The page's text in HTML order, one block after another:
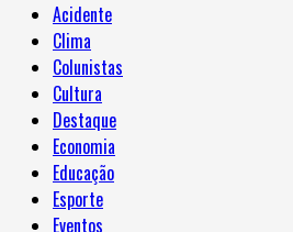
Acidente
Clima
Colunistas
Cultura
Destaque
Economia
Educação
Esporte
Eventos